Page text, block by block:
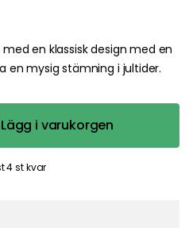
en klassisk design med en
en mysig stämning i jultider.
Lägg i varukorgen
4 st kvar